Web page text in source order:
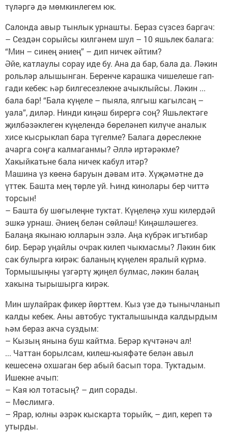
түләргә дә мөмкинлегем юк.
Салонда авыр тынлык урнашты. Бераз сүзсез баргач:
– Сездән сорыйсы килгәнем шул – 10 яшьлек балага:
“Мин – синең әниең” – дип ничек әйтим?
Әйе, катлаулы сорау иде бу. Ана да бар, бала да. Ләкин
рольләр алышынган. Беренче карашка чишелеше гап-
гади кебек: һәр билгесезлекне ачыклыйсы. Ләкин ...
бала бар! “Бала күңеле – пыяла, ялгыш кагылсаң –
уала”, диләр. Нинди киңәш бирергә соң? Яшьлектәге
җилбәзәклеген күңелендә бөреләнеп килүче аналык
хисе кысрыклап бара түгелме? Балага дөреслекне
ачарга соңга калмаганмы? Әллә иртәрәкме?
Хакыйкатьне бала ничек кабул итәр?
Машина үз көенә баруын дәвам итә. Хүҗәмәтне дә
үттек. Башта мең төрле уй. Һинд кинолары бер читтә
торсын!
– Башта бу шөгылеңне туктат. Күңелеңә хуш килердәй
эшкә урнаш. Әниең белән сөйләш! Киңәшләшегез.
Балаңа якынаю юлларын эзлә. Аңа күбрәк игътибар
бир. Берәр уңайлы очрак килеп чыкмасмы? Ләкин бик
сак булырга кирәк: баланың күңелен яралый күрмә.
Тормышыңны үзгәртү җиңел булмас, ләкин балаң
хакына тырышырга кирәк.
Мин шулайрак фикер йөрттем. Кыз үзе дә тынычланып
калды кебек. Аны автобус тукталышында калдырдым
һәм бераз акча суздым:
– Кызың янына буш кайтма. Берәр күчтәнәч ал!
... Чаттан борылсам, килеш-кыяфәте белән авыл
кешесенә охшаган бер абый басып тора. Туктадым.
Ишекне ачып:
– Кая юл тотасың? – дип сорады.
– Мөслимгә.
– Ярар, юлны әзрәк кыскарта торыйк, – дип, кереп тә
утырды.